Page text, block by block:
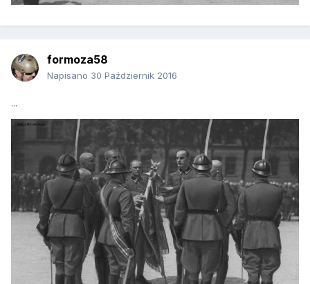
formoza58
Napisano 30 Październik 2016
...